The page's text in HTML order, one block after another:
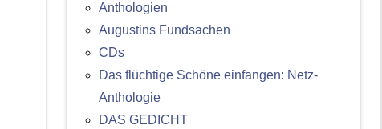
Anthologien
Augustins Fundsachen
CDs
Das flüchtige Schöne einfangen: Netz-
Anthologie
DAS GEDICHT